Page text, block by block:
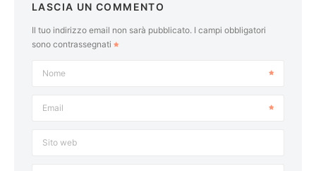
LASCIA UN COMMENTO
Il tuo indirizzo email non sarà pubblicato. I campi obbligatori
sono contrassegnati
Nome
Email
Sito web